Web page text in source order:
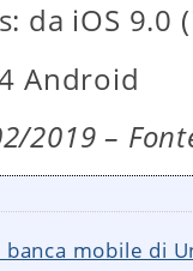
da iOS 9.0
Android
2019 –
mobile di